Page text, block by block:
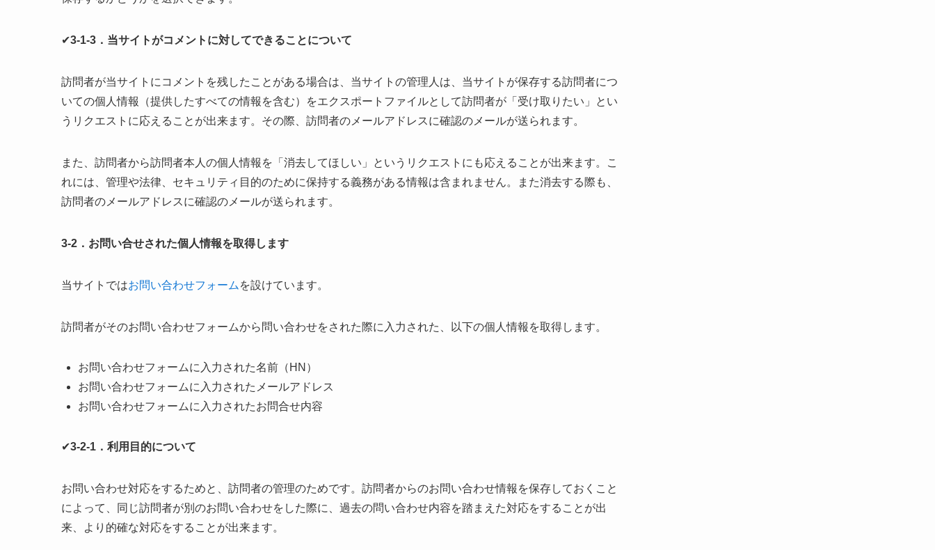
✔3-1-3．当サイトがコメントに対してできることについて
訪問者が当サイトにコメントを残したことがある場合は、当サイトの管理人は、当サイトが保存する訪問者につ
いての個人情報（提供したすべての情報を含む）をエクスポートファイルとして訪問者が「受け取りたい」とい
うリクエストに応えることが出来ます。その際、訪問者のメールアドレスに確認のメールが送られます。
また、訪問者から訪問者本人の個人情報を「消去してほしい」というリクエストにも応えることが出来ます。こ
れには、管理や法律、セキュリティ目的のために保持する義務がある情報は含まれません。また消去する際も、
訪問者のメールアドレスに確認のメールが送られます。
3-2．お問い合せされた個人情報を取得します
当サイトではお問い合わせフォーム を設けています。
訪問者がそのお問い合わせフォームから問い合わせをされた際に入力された、以下の個人情報を取得します。
お問い合わせフォームに入力された名前（HN）
お問い合わせフォームに入力されたメールアドレス
お問い合わせフォームに入力されたお問合せ内容
✔3-2-1．利用目的について
お問い合わせ対応をするためと、訪問者の管理のためです。訪問者からのお問い合わせ情報を保存しておくこと
によって、同じ訪問者が別のお問い合わせをした際に、過去の問い合わせ内容を踏まえた対応をすることが出
来、より的確な対応をすることが出来ます。